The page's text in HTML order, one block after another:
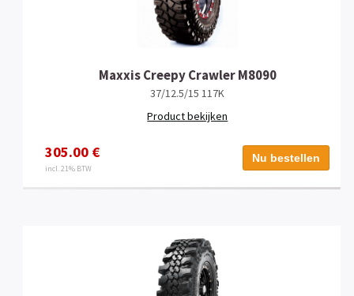
Maxxis Creepy Crawler M8090
37/12.5/15 117K
Product bekijken
305.00 €
incl. 21% BTW
Nu bestellen